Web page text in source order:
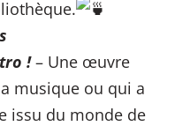
!– Une œuvre
musique ou qui a
issu du monde de